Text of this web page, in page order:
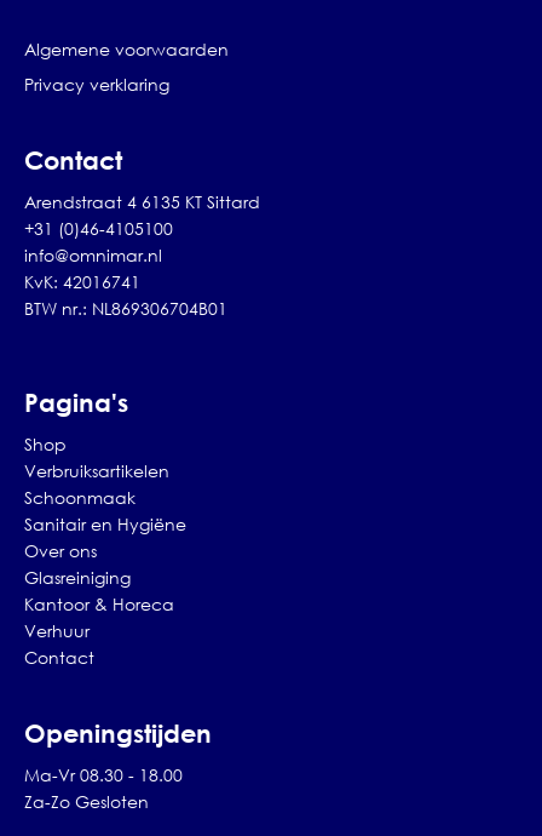
Algemene voorwaarden
Privacy verklaring
Contact
Arendstraat 4 6135 KT Sittard
+31 (0)46-4105100
info@omnimar.nl
KvK: 42016741
BTW nr.: NL869306704B01
Pagina's
Shop
Verbruiksartikelen
Schoonmaak
Sanitair en Hygiëne
Over ons
Glasreiniging
Kantoor & Horeca
Verhuur
Contact
Openingstijden
Ma-Vr 08.30 - 18.00
Za-Zo Gesloten